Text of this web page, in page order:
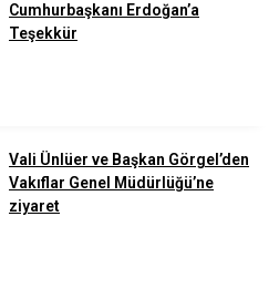
Cumhurbaşkanı Erdoğan’a
Teşekkür
Vali Ünlüer ve Başkan Görgel’den
Vakıflar Genel Müdürlüğü’ne
ziyaret